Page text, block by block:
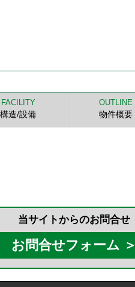
FACILITY
構造/設備
OUTLINE
物件概要
当サイトからのお問合せ
お問合せフォーム ＞